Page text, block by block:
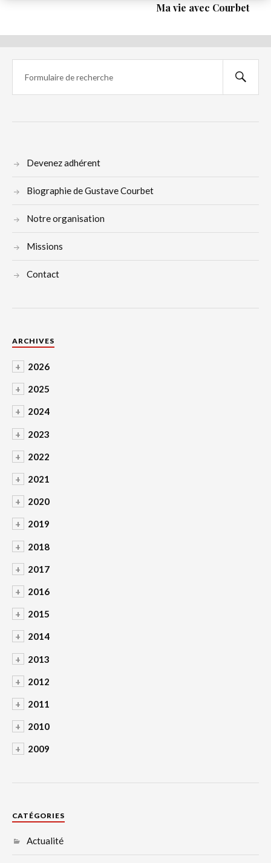
Ma vie avec Courbet
Devenez adhérent
Biographie de Gustave Courbet
Notre organisation
Missions
Contact
ARCHIVES
+ 2026
+ 2025
+ 2024
+ 2023
+ 2022
+ 2021
+ 2020
+ 2019
+ 2018
+ 2017
+ 2016
+ 2015
+ 2014
+ 2013
+ 2012
+ 2011
+ 2010
+ 2009
CATÉGORIES
Actualité